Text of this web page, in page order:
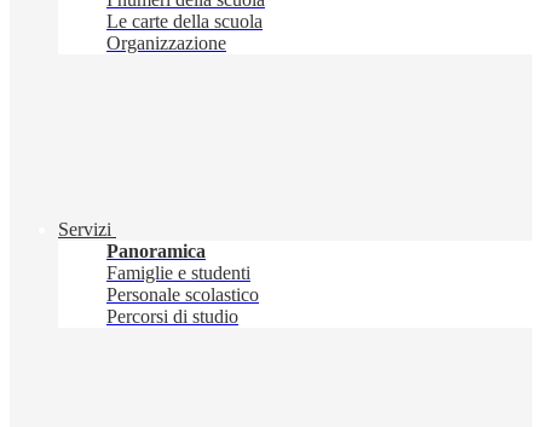
Le carte della scuola
Organizzazione
Servizi
Panoramica
Famiglie e studenti
Personale scolastico
Percorsi di studio